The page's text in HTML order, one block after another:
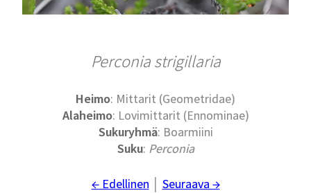
Perconia strigillaria
Heimo: Mittarit (Geometridae)
Alaheimo: Lovimittarit (Ennominae)
Sukuryhmä: Boarmiini
Suku: Perconia
← Edellinen Seuraava →